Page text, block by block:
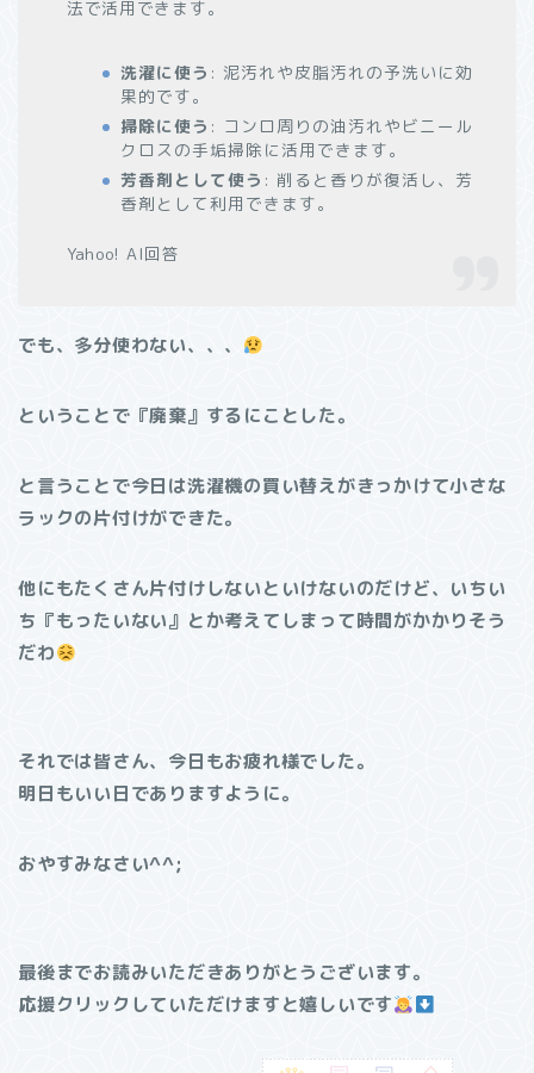
法で活用できます。
洗濯に使う : 泥汚れや皮脂汚れの予洗いに効
果的です。
掃除に使う : コンロ周りの油汚れやビニール
クロスの手垢掃除に活用できます。
芳香剤として使う : 削ると香りが復活し、芳
香剤として利用できます。
Yahoo! AI回答
でも、多分使わない、、、
ということで『廃棄』するにことした。
と言うことで今日は洗濯機の買い替えがきっかけて小さな
ラックの片付けができた。
他にもたくさん片付けしないといけないのだけど、いちい
ち『もったいない』とか考えてしまって時間がかかりそう
だわ
それでは皆さん、今日もお疲れ様でした。
明日もいい日でありますように。
おやすみなさい^^;
最後までお読みいただきありがとうございます。
応援クリックしていただけますと嬉しいです